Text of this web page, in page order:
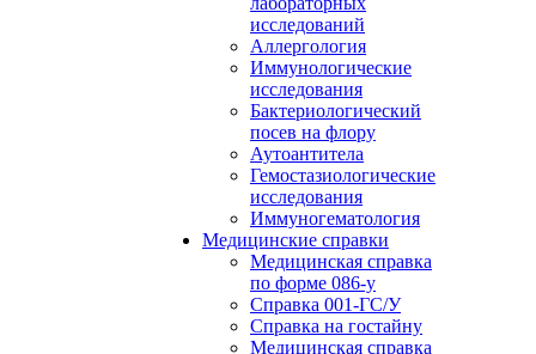
исследований
Аллергология
Иммунологические
исследования
Бактериологический
посев на флору
Аутоантитела
Гемостазиологические
исследования
Иммуногематология
Медицинские справки
Медицинская справка
по форме 086-у
Справка 001-ГС/У
Справка на гостайну
Медицинская справка